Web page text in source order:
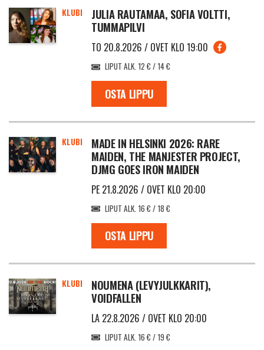
KLUBI
JULIA RAUTAMAA, SOFIA VOLTTI,
TUMMAPILVI
TO 20.8.2026 / OVET KLO 19:00
LIPUT ALK. 12 € / 14 €
OSTA LIPPU
KLUBI
MADE IN HELSINKI 2026: RARE
MAIDEN, THE MANJESTER PROJECT,
DJMG GOES IRON MAIDEN
PE 21.8.2026 / OVET KLO 20:00
LIPUT ALK. 16 € / 18 €
OSTA LIPPU
KLUBI
NOUMENA (LEVYJULKKARIT),
VOIDFALLEN
LA 22.8.2026 / OVET KLO 20:00
LIPUT ALK. 16 € / 19 €